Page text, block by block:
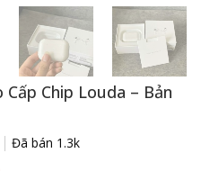
Chip Louda – Bản
Đã bán 1.3k